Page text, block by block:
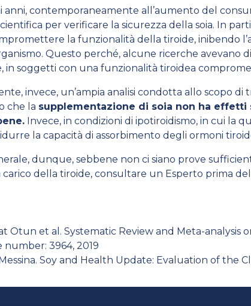
anni, contemporaneamente all’aumento del
per verificare la sicurezza della soia. In
la funzionalità della tiroide, inibendo
Questo perché, alcune ricerche avevano
in soggetti con una funzionalità tiroidea
invece, un’ampia analisi condotta allo scopo
che la supplementazione di soia non ha
Invece, in condizioni di ipotiroidismo, in cui la
la capacità di assorbimento degli ormoni
dunque, sebbene non ci siano prove
della tiroide, consultare un Esperto prima
Otun et al. Systematic Review and Meta-analysis
number: 3964, 2019
Soy and Health Update: Evaluation of the